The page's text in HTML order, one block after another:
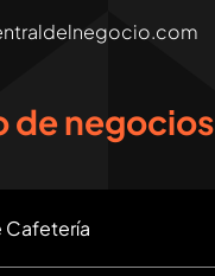
de negocios
Cafetería